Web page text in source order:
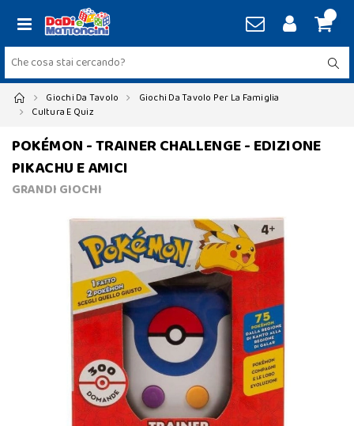
Giochi Da Tavolo
Giochi Da Tavolo Per La Famiglia
Cultura E Quiz
POKÉMON - TRAINER CHALLENGE - EDIZIONE
PIKACHU E AMICI
GRANDI GIOCHI